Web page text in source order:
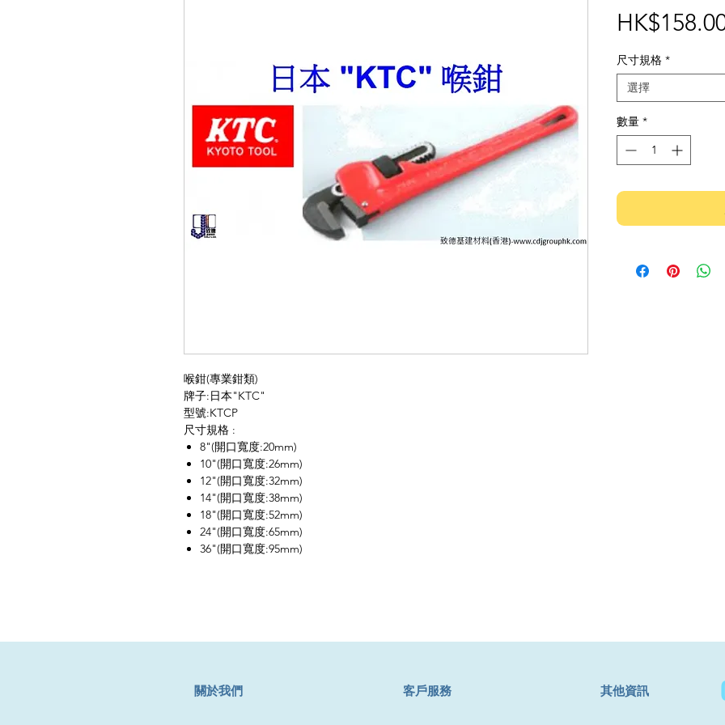
喉鉗(專業鉗類)
牌子:日本"KTC"
型號:KTCP
尺寸規格 :
8"(開口寬度:20mm)
10"(開口寬度:26mm)
12"(開口寬度:32mm)
14"(開口寬度:38mm)
18"(開口寬度:52mm)
24"(開口寬度:65mm)
36"(開口寬度:95mm)
尺寸規格 *
選擇
數量 *
​關於我們 ​客戶服務 其他資訊